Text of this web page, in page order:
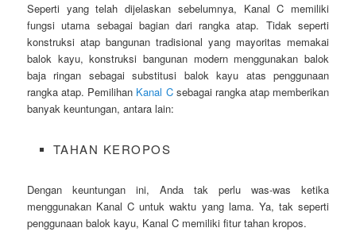
Seperti yang telah dijelaskan sebelumnya, Kanal C memiliki
fungsi utama sebagai bagian dari rangka atap. Tidak seperti
konstruksi atap bangunan tradisional yang mayoritas memakai
balok kayu, konstruksi bangunan modern menggunakan balok
baja ringan sebagai substitusi balok kayu atas penggunaan
rangka atap. Pemilihan Kanal Csebagai rangka atap memberikan
banyak keuntungan, antara lain:
TAHAN KEROPOS
Dengan keuntungan ini, Anda tak perlu was-was ketika
menggunakan Kanal C untuk waktu yang lama. Ya, tak seperti
penggunaan balok kayu, Kanal C memiliki fitur tahan kropos.